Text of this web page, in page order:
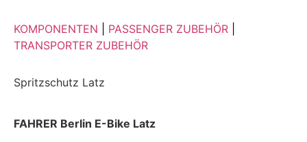
KOMPONENTEN PASSENGER ZUBEHÖR
TRANSPORTER ZUBEHÖR
Spritzschutz Latz
FAHRER Berlin E-Bike Latz